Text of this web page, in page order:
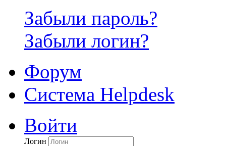
Забыли пароль?
Забыли логин?
Форум
Система Helpdesk
Войти
Логин